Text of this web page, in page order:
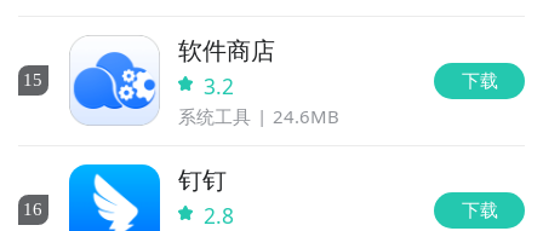
15
软件商店
3.2
系统工具 24.6MB
下载
16
钉钉
2.8 下载